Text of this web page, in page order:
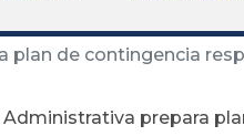
plan de contingencia
Administrativa prepara